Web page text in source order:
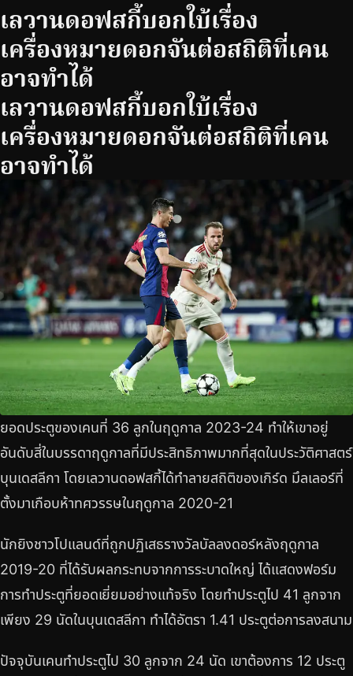
เลวานดอฟสกี้บอกใบ้เรื่อง
เครื่องหมายดอกจันต่อสถิติที่เคน
อาจทำได้
เลวานดอฟสกี้บอกใบ้เรื่อง
เครื่องหมายดอกจันต่อสถิติที่เคน
อาจทำได้
ยอดประตูของเคนที่ 36 ลูกในฤดูกาล 2023-24 ทำให้เขาอยู่
อันดับสี่ในบรรดาฤดูกาลที่มีประสิทธิภาพมากที่สุดในประวัติศาสตร์
บุนเดสลีกา โดยเลวานดอฟสกี้ได้ทำลายสถิติของเกิร์ด มึลเลอร์ที่
ตั้งมาเกือบห้าทศวรรษในฤดูกาล 2020-21
นักยิงชาวโปแลนด์ที่ถูกปฏิเสธรางวัลบัลลงดอร์หลังฤดูกาล
2019-20 ที่ได้รับผลกระทบจากการระบาดใหญ่ ได้แสดงฟอร์ม
การทำประตูที่ยอดเยี่ยมอย่างแท้จริง โดยทำประตูไป 41 ลูกจาก
เพียง 29 นัดในบุนเดสลีกา ทำได้อัตรา 1.41 ประตูต่อการลงสนาม
ปัจจุบันเคนทำประตูไป 30 ลูกจาก 24 นัด เขาต้องการ 12 ประตู